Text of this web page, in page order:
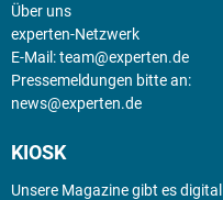
Über uns
experten-Netzwerk
E-Mail:team@experten.de
Pressemeldungen bitte an:
news@experten.de
KIOSK
Unsere Magazine gibt es digital